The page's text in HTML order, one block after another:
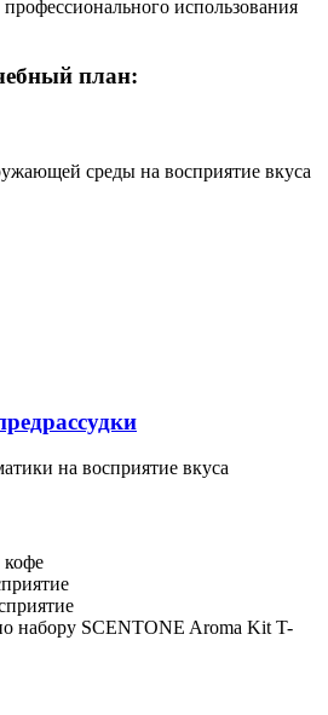
использования
план:
среды на восприятие вкуса
на восприятие вкуса
кофе
набору SCENTONE Aroma Kit T-